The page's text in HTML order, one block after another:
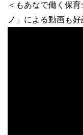
＜もあなで働く保
ノ」による動画も好